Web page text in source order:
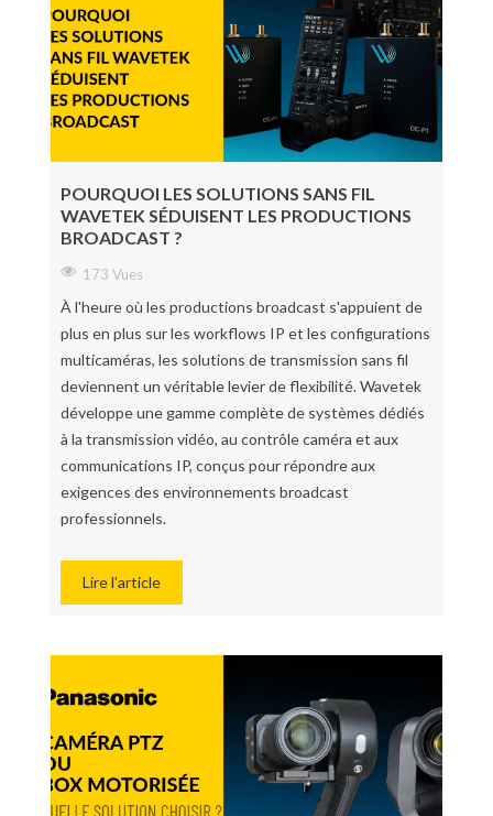
Consommable
Nouveautés
Bons plans
POURQUOI LES SOLUTIONS SANS FIL
WAVETEK SÉDUISENT LES PRODUCTIONS
BROADCAST ?
173 Vues
À l'heure où les productions broadcast s'appuient de
plus en plus sur les workflows IP et les configurations
multicaméras, les solutions de transmission sans fil
deviennent un véritable levier de flexibilité. Wavetek
développe une gamme complète de systèmes dédiés
à la transmission vidéo, au contrôle caméra et aux
communications IP, conçus pour répondre aux
exigences des environnements broadcast
professionnels.
Lire l'article